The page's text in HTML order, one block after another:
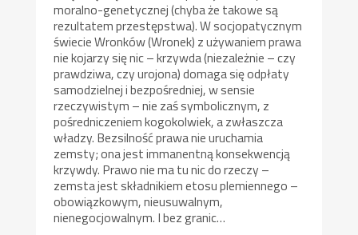
moralno-genetycznej (chyba że takowe są
rezultatem przestępstwa). W socjopatycznym
świecie Wronków (Wronek) z używaniem prawa
nie kojarzy się nic – krzywda (niezależnie – czy
prawdziwa, czy urojona) domaga się odpłaty
samodzielnej i bezpośredniej, w sensie
rzeczywistym – nie zaś symbolicznym, z
pośredniczeniem kogokolwiek, a zwłaszcza
władzy. Bezsilność prawa nie uruchamia
zemsty; ona jest immanentną konsekwencją
krzywdy. Prawo nie ma tu nic do rzeczy –
zemsta jest składnikiem etosu plemiennego –
obowiązkowym, nieusuwalnym,
nienegocjowalnym. I bez granic…